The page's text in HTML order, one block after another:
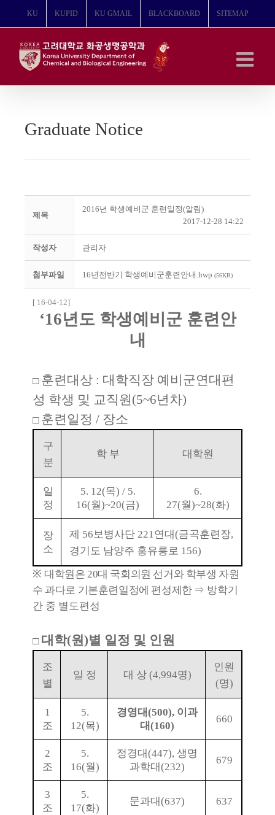
뛰
KU KUPID KU GMAIL BLACKBOARD SITEMAP
Graduate Notice
제목
2016년 학생예비군 훈련일정(알림)
2017-12-28 14:22
작성자 관리자
첨부파일 16년전반기 학생예비군훈련안내.hwp (56KB)
[ 16-04-12]
‘16년도 학생예비군 훈련안
내
□ 훈련대상 : 대학직장 예비군연대편
성 학생 및 교직원(5~6년차)
□ 훈련일정 / 장소
구
분
학 부 대학원
일
정
5. 12(목) / 5.
16(월)~20(금)
6.
27(월)~28(화)
장
소
제 56보병사단 221연대(금곡훈련장,
경기도 남양주 홍유릉로 156)
※ 대학원은 20대 국회의원 선거와 학부생 자원
수 과다로 기본훈련일정에 편성제한 ⇒ 방학기
간 중 별도편성
□ 대학(원)별 일정 및 인원
조
별
일 정 대 상 (4,994명)
인원
(명)
1
조
5.
12(목)
경영대(500), 이과
대(160)
660
2
조
5.
16(월)
정경대(447), 생명
과학대(232)
679
3
조
5.
17(화)
문과대(637) 637